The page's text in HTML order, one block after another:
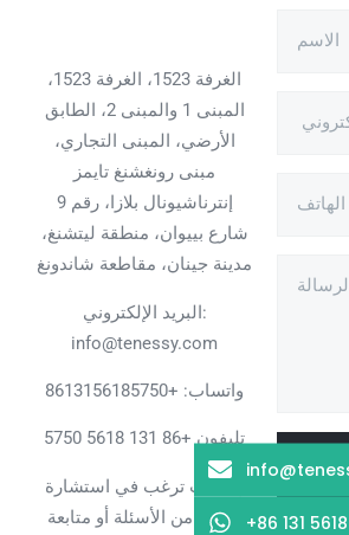
الغرفة 1523، الغرفة 1523،
المبنى 1 والمبنى 2، الطابق
الأرضي، المبنى التجاري،
مبنى رونغشنغ تايمز
إنترناشيونال بلازا، رقم 9
شارع بييوان، منطقة ليتشنغ،
مدينة جينان، مقاطعة شاندونغ
البريد الإلكتروني:
info@tenessy.com
واتساب: +8613156185750
تليفون +86 131 5618 5750
إذا كنت ترغب في استشارة
المزيد من الأسئلة أو متابعة
+86 131